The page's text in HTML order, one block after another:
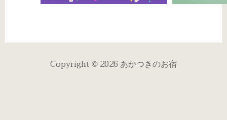
Copyright © 2026 あかつきのお宿